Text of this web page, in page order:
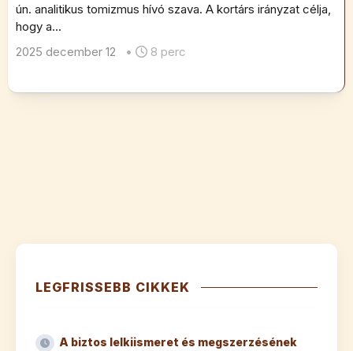
ún. analitikus tomizmus hívó szava. A kortárs irányzat célja,
hogy a...
2025 december 12
• 8 perc
LEGFRISSEBB CIKKEK
A biztos lelkiismeret és megszerzésének